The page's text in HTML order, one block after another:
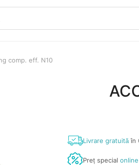
comp. eff. N10
Livrare gratuităîn
Preț specialonline